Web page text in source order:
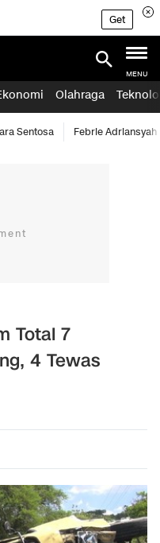
Get
MENU
Olahraga
Sentosa Febrie Adriansyah
Total 7
4 Tewas